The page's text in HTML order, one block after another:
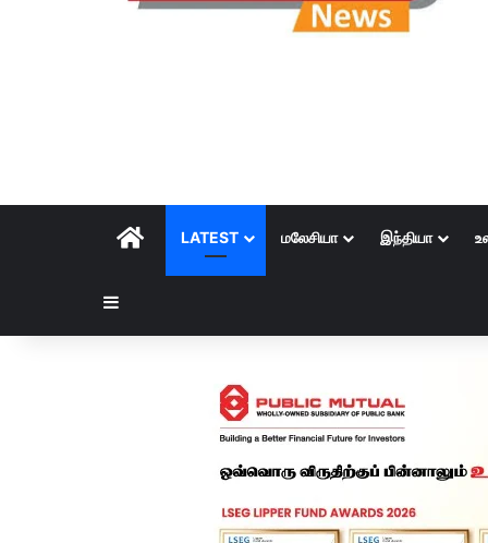
HOMELATEST மலேசியா இந்தியா